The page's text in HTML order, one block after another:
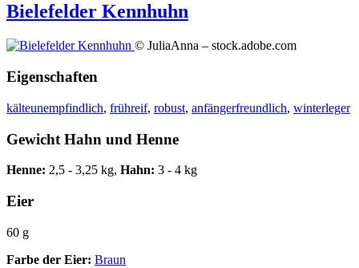
Bielefelder Kennhuhn
© JuliaAnna – stock.adobe.com
Eigenschaften
kälteunempfindlich, frühreif, robust, anfängerfreundlich, winterleger
Gewicht Hahn und Henne
Henne: 2,5 - 3,25 kg, Hahn: 3 - 4 kg
Eier
60 g
Farbe der Eier: Braun